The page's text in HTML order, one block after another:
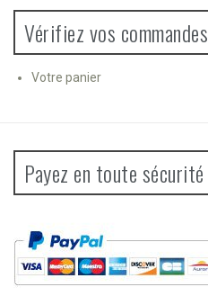
Vérifiez vos commandes
Votre panier
Payez en toute sécurité